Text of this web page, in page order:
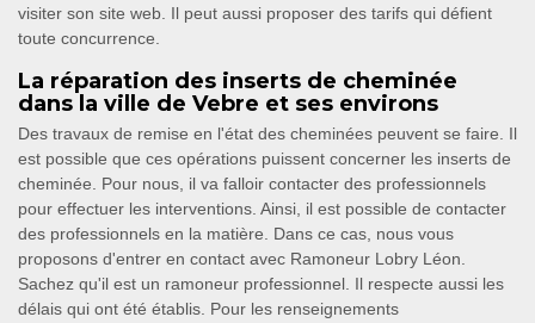
visiter son site web. Il peut aussi proposer des tarifs qui défient
toute concurrence.
La réparation des inserts de cheminée
dans la ville de Vebre et ses environs
Des travaux de remise en l'état des cheminées peuvent se faire. Il
est possible que ces opérations puissent concerner les inserts de
cheminée. Pour nous, il va falloir contacter des professionnels
pour effectuer les interventions. Ainsi, il est possible de contacter
des professionnels en la matière. Dans ce cas, nous vous
proposons d'entrer en contact avec Ramoneur Lobry Léon.
Sachez qu'il est un ramoneur professionnel. Il respecte aussi les
délais qui ont été établis. Pour les renseignements